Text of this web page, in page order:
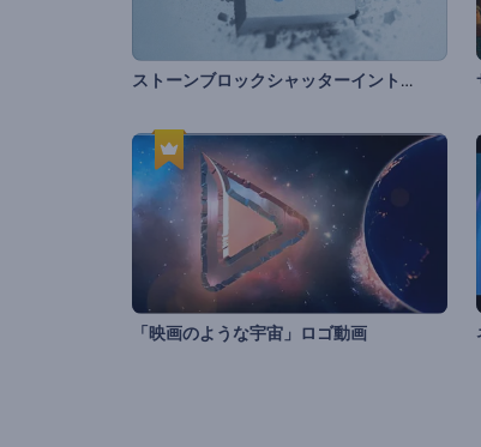
ストーンブロックシャッターイントロ
「映画のような宇宙」ロゴ動画